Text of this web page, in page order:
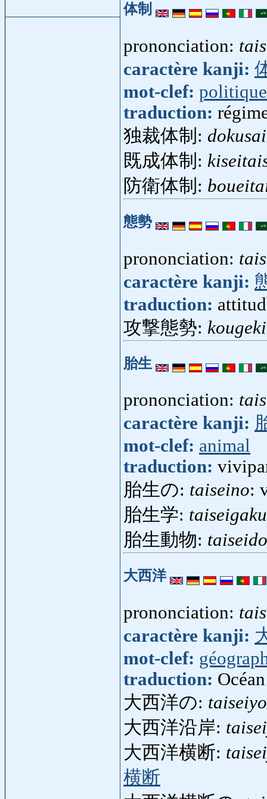
体制
prononciation:
caractère kanji:
mot-clef: politique
traduction:
独裁体制:
既成体制:
防衛体制:
態勢
prononciation:
caractère kanji:
traduction:
攻撃態勢:
胎生
prononciation:
caractère kanji:
mot-clef: animal
traduction:
胎生の: taiseino:
胎生学: taiseigaku
胎生動物:
大西洋
prononciation:
caractère kanji:
mot-clef:
traduction:
大西洋の:
大西洋沿岸:
大西洋横断:
横断